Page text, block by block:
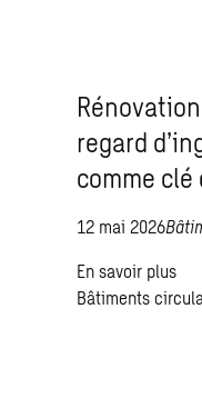
regard
comme clé
12 mai 2026
En savoir plus
Bâtiments